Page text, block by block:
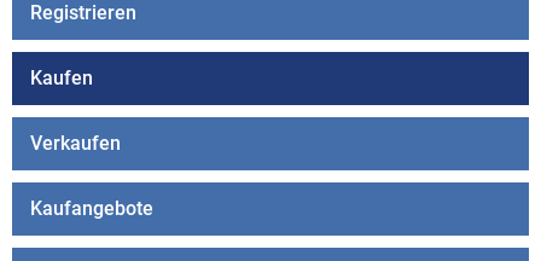
Registrieren
Kaufen
Verkaufen
Kaufangebote